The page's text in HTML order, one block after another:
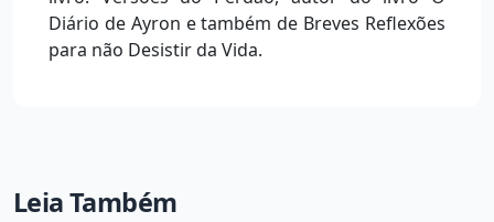
Diário de Ayron e também de Breves Reflexões
para não Desistir da Vida.
Leia Também